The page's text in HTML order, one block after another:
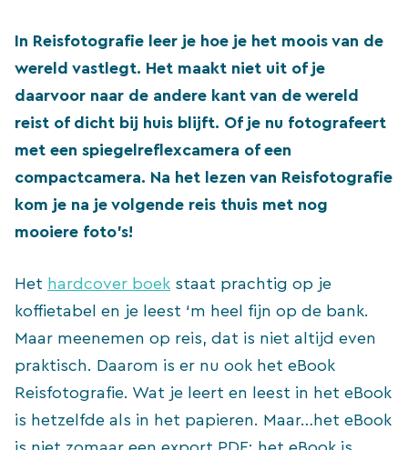
In Reisfotografie leer je hoe je het moois van de
wereld vastlegt. Het maakt niet uit of je
daarvoor naar de andere kant van de wereld
reist of dicht bij huis blijft. Of je nu fotografeert
met een spiegelreflexcamera of een
compactcamera. Na het lezen van Reisfotografie
kom je na je volgende reis thuis met nog
mooiere foto’s!
Het hardcover boek staat prachtig op je
koffietabel en je leest ‘m heel fijn op de bank.
Maar meenemen op reis, dat is niet altijd even
praktisch. Daarom is er nu ook het eBook
Reisfotografie. Wat je leert en leest in het eBook
is hetzelfde als in het papieren. Maar…het eBook